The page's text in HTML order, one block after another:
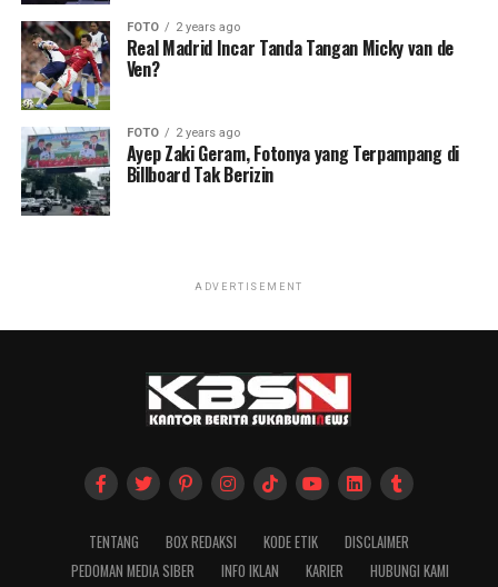
FOTO 2 years ago
Real Madrid Incar Tanda Tangan Micky van de
Ven?
FOTO 2 years ago
Ayep Zaki Geram, Fotonya yang Terpampang di
Billboard Tak Berizin
ADVERTISEMENT
TENTANG BOX REDAKSI KODE ETIK
DISCLAIMER
PEDOMAN MEDIA SIBER
INFO IKLAN KARIER HUBUNGI KAMI